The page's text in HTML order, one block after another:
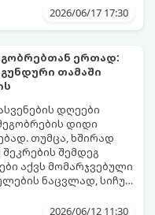
მათთვის
დღეებშიც
ასაკისა და
მოიძებნება
საშუალება.
2026/06/17 17:30
ერთად:
თამაში
დღეები
დიდი
თუმცა, ხშირად
შემდეგ
აქვს მომარჯვებული
ნაცვლად, სიჩუმე
ცოცხალი
მეგობრებს
2026/06/12 11:30